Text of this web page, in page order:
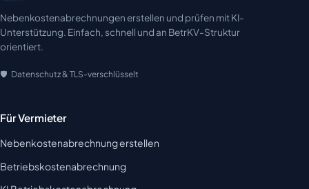
Nebenkostenabrechnungen erstellen und prüfen mit KI-
Unterstützung. Einfach, schnell und an BetrKV-Struktur
orientiert.
Datenschutz & TLS-verschlüsselt
Für Vermieter
Nebenkostenabrechnung erstellen
Betriebskostenabrechnung